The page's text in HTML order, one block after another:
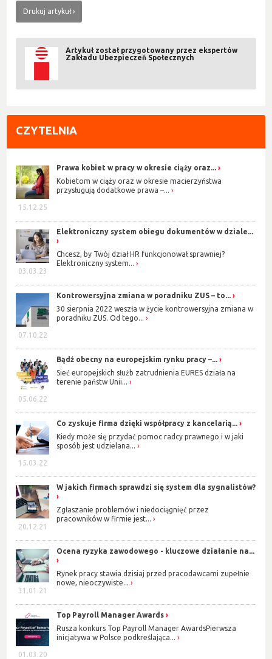
Drukuj artykuł
Artykuł został przygotowany przez ekspertów
Zakładu Ubezpieczeń Społecznych
CZYTELNIA
15.12.25
Prawa kobiet w pracy w okresie ciąży oraz...
Kobietom w ciąży oraz w okresie macierzyństwa
przysługują dodatkowe prawa –...
03.03.23
Elektroniczny system obiegu dokumentów w dziale...
Chcesz, by Twój dział HR funkcjonował sprawniej?
Elektroniczny system...
07.10.22
Kontrowersyjna zmiana w poradniku ZUS – to...
30 sierpnia 2022 weszła w życie kontrowersyjna zmiana w
poradniku ZUS. Od tego...
05.06.22
Bądź obecny na europejskim rynku pracy –...
Sieć europejskich służb zatrudnienia EURES działa na
terenie państw Unii...
15.03.22
Co zyskuje firma dzięki współpracy z kancelarią...
Kiedy może się przydać pomoc radcy prawnego i w jaki
sposób jest udzielana...
20.12.21
W jakich firmach sprawdzi się system dla sygnalistów?
Zgłaszanie problemów i niedociągnięć przez
pracowników w firmie jest...
31.01.21
Ocena ryzyka zawodowego - kluczowe działanie na...
Rynek pracy stawia dzisiaj przed pracodawcami zupełnie
nowe, nieoczywiste...
01.03.20
Top Payroll Manager Awards
Rusza konkurs Top Payroll Manager AwardsPierwsza
inicjatywa w Polsce podkreślająca...